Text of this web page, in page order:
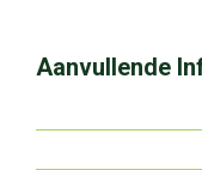
Aanvullende